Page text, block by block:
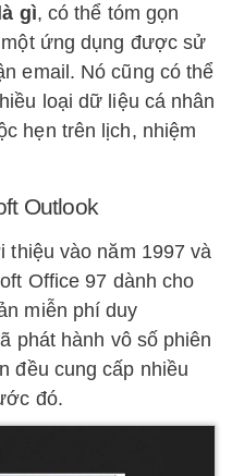
gì, có thể tóm gọn
ứng dụng được sử
email. Nó cũng có thể
loại dữ liệu cá nhân
hẹn trên lịch, nhiệm
Outlook
thiệu vào năm 1997 và
Office 97 dành cho
miễn phí duy
phát hành vô số phiên
đều cung cấp nhiều
đó.